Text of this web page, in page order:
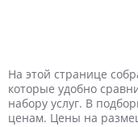
3 туриста 4
3 дня 4 дня
5 дней 6 дней
Март
Май
Недорогие
Самые дорогие
На этой странице
которые удобно
набору услуг. В
ценам. Цены на